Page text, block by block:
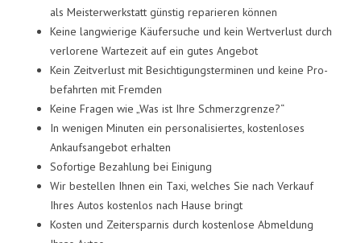
als Meis­ter­werk­statt güns­tig repa­rie­ren können
Kei­ne lang­wie­ri­ge Käu­fer­su­che und kein Wert­ver­lust durch
ver­lo­re­ne War­te­zeit auf ein gutes Angebot
Kein Zeit­ver­lust mit Besich­ti­gungs­ter­mi­nen und kei­ne Pro­
be­fahr­ten mit Fremden
Kei­ne Fra­gen wie „Was ist Ihre Schmerzgrenze?“
In weni­gen Minu­ten ein per­so­na­li­sier­tes, kos­ten­lo­ses
Ankaufs­an­ge­bot erhalten
Sofor­ti­ge Bezah­lung bei Einigung
Wir bestel­len Ihnen ein Taxi, wel­ches Sie nach Ver­kauf
Ihres Autos kos­ten­los nach Hau­se bringt
Kos­ten und Zeit­er­spar­nis durch kos­ten­lo­se Abmel­dung